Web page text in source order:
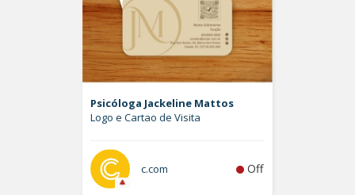
Psicóloga Jackeline Mattos
Logo e Cartao de Visita
c.com Off